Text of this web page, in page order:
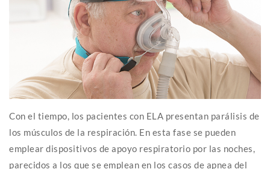
Con el tiempo, los pacientes con ELA presentan parálisis de
los músculos de la respiración. En esta fase se pueden
emplear dispositivos de apoyo respiratorio por las noches,
parecidos a los que se emplean en los casos de apnea del